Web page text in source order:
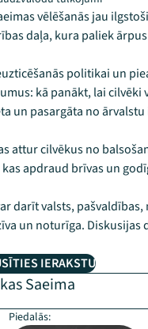
vēlēšanās jau
daļa, kura paliek
politikai un
kā panākt, lai
un pasargāta no ārvalstu
attur cilvēkus no
apdraud brīvas un
darīt valsts,
un noturīga.
IERAKSTU
Saeima
Piedalās: